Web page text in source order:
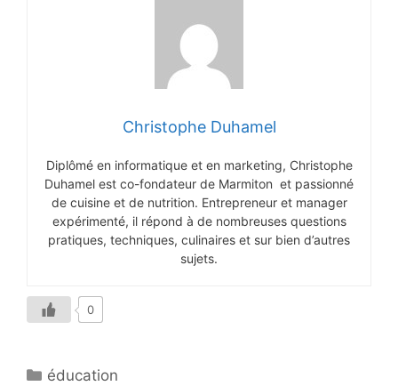
Christophe Duhamel
Diplômé en informatique et en marketing, Christophe
Duhamel est co-fondateur de Marmiton et passionné
de cuisine et de nutrition. Entrepreneur et manager
expérimenté, il répond à de nombreuses questions
pratiques, techniques, culinaires et sur bien d’autres
sujets.
0
Catégories
éducation